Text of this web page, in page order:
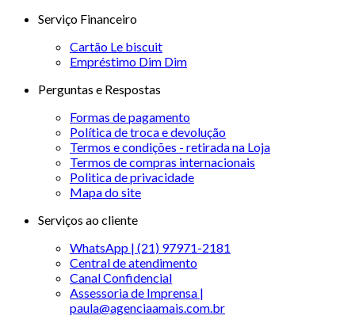
Serviço Financeiro
Cartão Le biscuit
Empréstimo Dim Dim
Perguntas e Respostas
Formas de pagamento
Política de troca e devolução
Termos e condições - retirada na Loja
Termos de compras internacionais
Politica de privacidade
Mapa do site
Serviços ao cliente
WhatsApp | (21) 97971-2181
Central de atendimento
Canal Confidencial
Assessoria de Imprensa |
paula@agenciaamais.com.br